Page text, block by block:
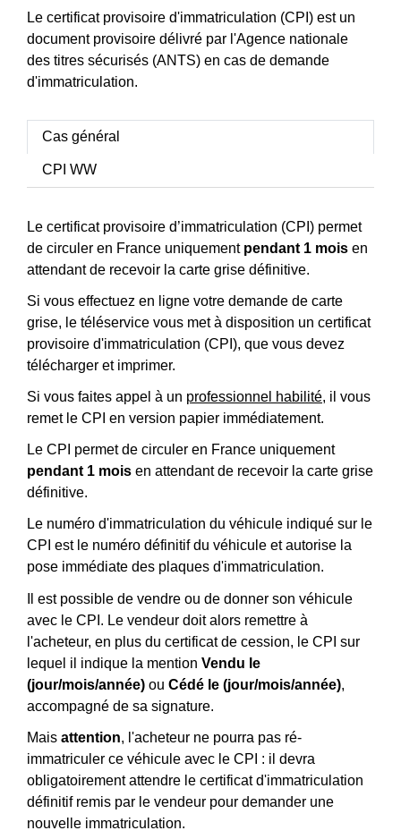
Le certificat provisoire d'immatriculation (CPI) est un
document provisoire délivré par l'Agence nationale
des titres sécurisés (ANTS) en cas de demande
d'immatriculation.
Cas général
CPI WW
Le certificat provisoire d’immatriculation (CPI) permet
de circuler en France uniquement pendant 1 mois en
attendant de recevoir la carte grise définitive.
Si vous effectuez en ligne votre demande de carte
grise, le téléservice vous met à disposition un certificat
provisoire d'immatriculation (CPI), que vous devez
télécharger et imprimer.
Si vous faites appel à un professionnel habilité, il vous
remet le CPI en version papier immédiatement.
Le CPI permet de circuler en France uniquement
pendant 1 mois en attendant de recevoir la carte grise
définitive.
Le numéro d'immatriculation du véhicule indiqué sur le
CPI est le numéro définitif du véhicule et autorise la
pose immédiate des plaques d'immatriculation.
Il est possible de vendre ou de donner son véhicule
avec le CPI. Le vendeur doit alors remettre à
l'acheteur, en plus du certificat de cession, le CPI sur
lequel il indique la mention Vendu le
(jour/mois/année) ou Cédé le (jour/mois/année),
accompagné de sa signature.
Mais attention, l'acheteur ne pourra pas ré-
immatriculer ce véhicule avec le CPI : il devra
obligatoirement attendre le certificat d'immatriculation
définitif remis par le vendeur pour demander une
nouvelle immatriculation.